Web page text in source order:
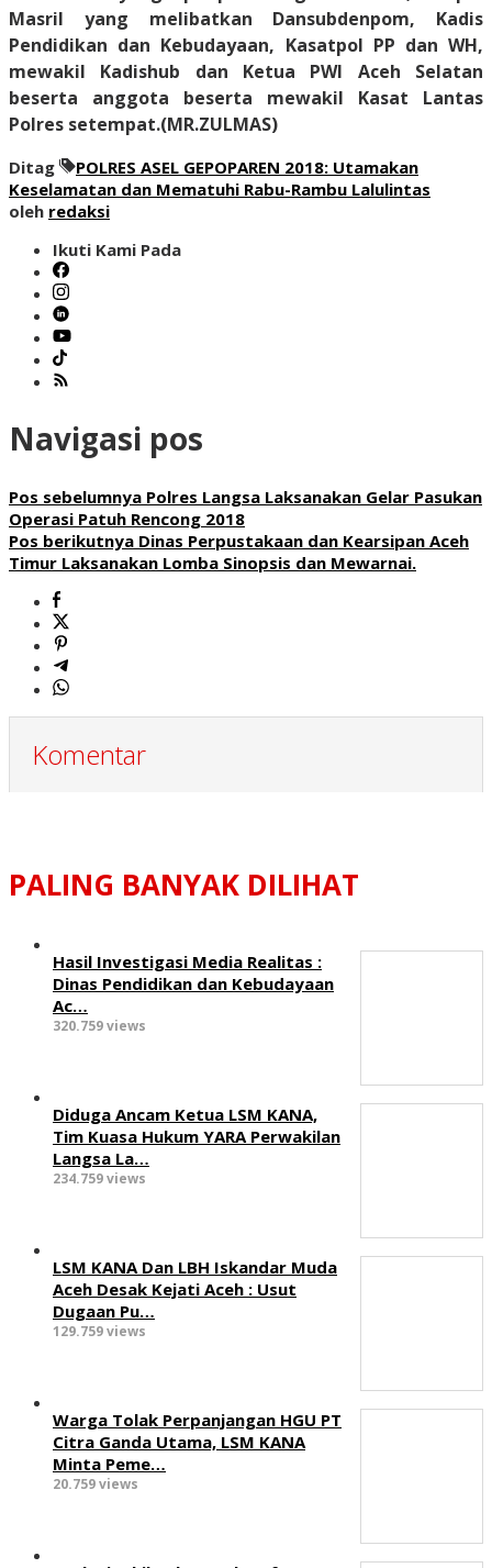
Masril yang melibatkan Dansubdenpom, Kadis
Pendidikan dan Kebudayaan, Kasatpol PP dan WH,
mewakil Kadishub dan Ketua PWI Aceh Selatan
beserta anggota beserta mewakil Kasat Lantas
Polres setempat.(MR.ZULMAS)
Ditag
POLRES ASEL GEPOPAREN 2018: Utamakan
Keselamatan dan Mematuhi Rabu-Rambu Lalulintas
oleh redaksi
Ikuti Kami Pada
Navigasi pos
Pos sebelumnya Polres Langsa Laksanakan Gelar Pasukan
Operasi Patuh Rencong 2018
Pos berikutnya Dinas Perpustakaan dan Kearsipan Aceh
Timur Laksanakan Lomba Sinopsis dan Mewarnai.
Komentar
PALING BANYAK DILIHAT
Hasil Investigasi Media Realitas :
‎Dinas Pendidikan dan Kebudayaan
Ac…
320.759 views
Diduga Ancam Ketua LSM KANA,
Tim Kuasa Hukum YARA Perwakilan
Langsa La…
234.759 views
LSM KANA Dan LBH Iskandar Muda
Aceh Desak Kejati Aceh : Usut
Dugaan Pu…
129.759 views
Warga Tolak Perpanjangan HGU PT
Citra Ganda Utama, LSM KANA
Minta Peme…
20.759 views